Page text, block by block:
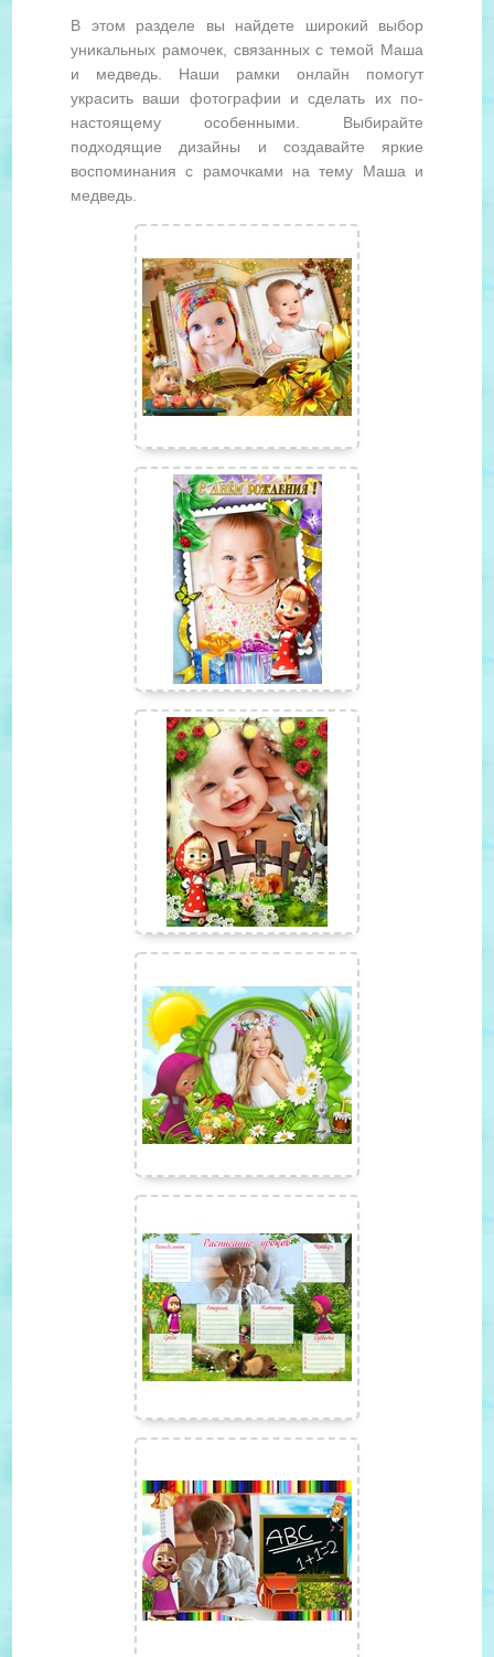
В этом разделе вы найдете широкий выбор
уникальных рамочек, связанных с темой Маша
и медведь. Наши рамки онлайн помогут
украсить ваши фотографии и сделать их по-
настоящему особенными. Выбирайте
подходящие дизайны и создавайте яркие
воспоминания с рамочками на тему Маша и
медведь.